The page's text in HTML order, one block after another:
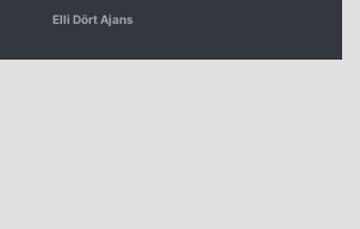
Elli Dört Ajans